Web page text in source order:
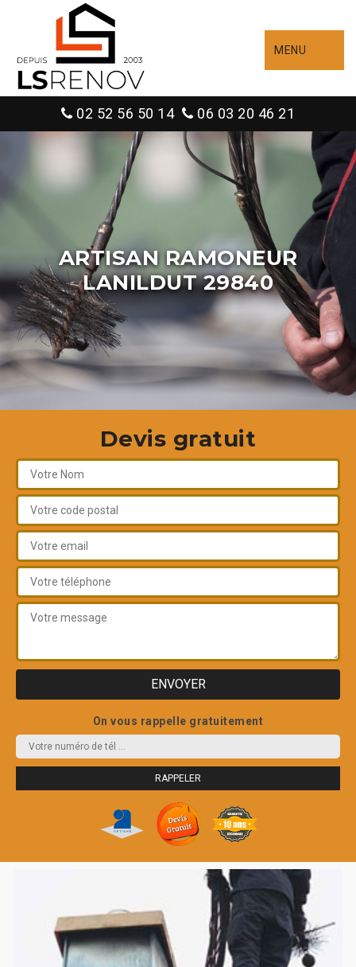
MENU
02 52 56 50 14 06 03 20 46 21
ARTISAN RAMONEUR
LANILDUT 29840
Devis gratuit
On vous rappelle gratuitement